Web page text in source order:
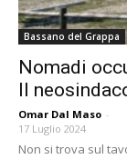
Bassano del Grappa
Nomadi
Il
Omar Dal Maso -
17 Luglio 2024
Non si trova sul